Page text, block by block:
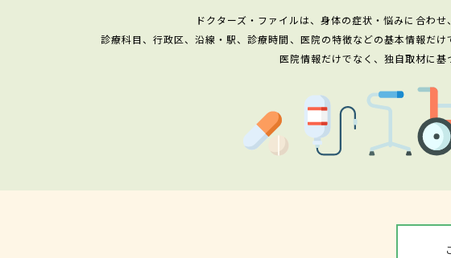
ドクターズ・ファイルは、身体の症状・悩みに合わ
診療科目、行政区、沿線・駅、診療時間、医院の特徴などの基本情報だ
医院情報だけでなく、独自取材に基